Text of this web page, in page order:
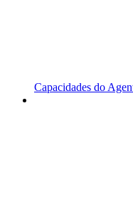
Capacidades do